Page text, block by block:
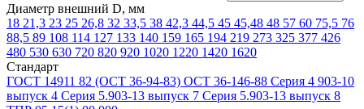
Диаметр внешний D, мм
18 21,3 23 25 26,8 32 33,5 38 42,3 44,5 45 45,48 48 57 60 75,5 76
88,5 89 108 114 127 133 140 159 165 194 219 273 325 377 426
480 530 630 720 820 920 1020 1220 1420 1620
Стандарт
ГОСТ 14911 82 (ОСТ 36-94-83) ОСТ 36-146-88 Серия 4 903-10
выпуск 4 Серия 5.903-13 выпуск 7 Серия 5.903-13 выпуск 8